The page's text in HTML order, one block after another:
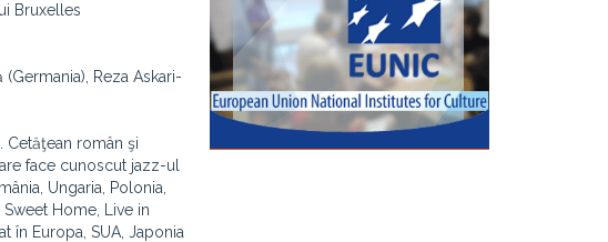
Bruxelles
Reza Askari-
român şi
face cunoscut jazz-ul
Ungaria, Polonia,
Home, Live in
în Europa, SUA, Japonia